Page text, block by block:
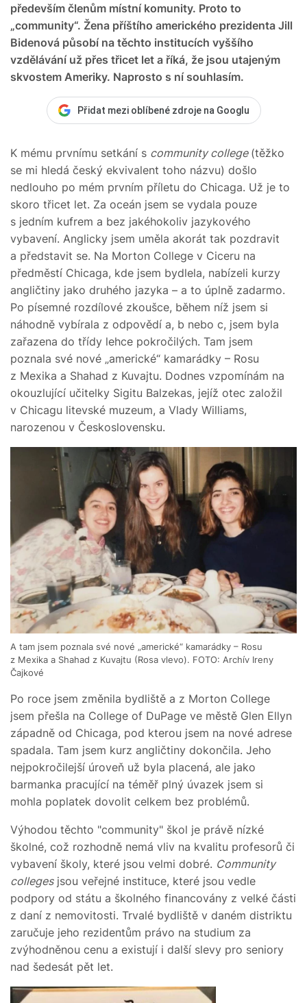
především členům místní komunity. Proto to
„community“. Žena příštího amerického prezidenta Jill
Bidenová působí na těchto institucích vyššího
vzdělávání už přes třicet let a říká, že jsou utajeným
skvostem Ameriky. Naprosto s ní souhlasím.
Přidat mezi oblíbené zdroje na Googlu
K mému prvnímu setkání s community college (těžko
se mi hledá český ekvivalent toho názvu) došlo
nedlouho po mém prvním příletu do Chicaga. Už je to
skoro třicet let. Za oceán jsem se vydala pouze
s jedním kufrem a bez jakéhokoliv jazykového
vybavení. Anglicky jsem uměla akorát tak pozdravit
a představit se. Na Morton College v Ciceru na
předměstí Chicaga, kde jsem bydlela, nabízeli kurzy
angličtiny jako druhého jazyka – a to úplně zadarmo.
Po písemné rozdílové zkoušce, během níž jsem si
náhodně vybírala z odpovědí a, b nebo c, jsem byla
zařazena do třídy lehce pokročilých. Tam jsem
poznala své nové „americké“ kamarádky – Rosu
z Mexika a Shahad z Kuvajtu. Dodnes vzpomínám na
okouzlující učitelky Sigitu Balzekas, jejíž otec založil
v Chicagu litevské muzeum, a Vlady Williams,
narozenou v Československu.
A tam jsem poznala své nové „americké“ kamarádky – Rosu
z Mexika a Shahad z Kuvajtu (Rosa vlevo). FOTO: Archív Ireny
Čajkové
Po roce jsem změnila bydliště a z Morton College
jsem přešla na College of DuPage ve městě Glen Ellyn
západně od Chicaga, pod kterou jsem na nové adrese
spadala. Tam jsem kurz angličtiny dokončila. Jeho
nejpokročilejší úroveň už byla placená, ale jako
barmanka pracující na téměř plný úvazek jsem si
mohla poplatek dovolit celkem bez problémů.
Výhodou těchto "community" škol je právě nízké
školné, což rozhodně nemá vliv na kvalitu profesorů či
vybavení školy, které jsou velmi dobré. Community
collegesjsou veřejné instituce, které jsou vedle
podpory od státu a školného financovány z velké části
z daní z nemovitosti. Trvalé bydliště v daném distriktu
zaručuje jeho rezidentům právo na studium za
zvýhodněnou cenu a existují i další slevy pro seniory
nad šedesát pět let.